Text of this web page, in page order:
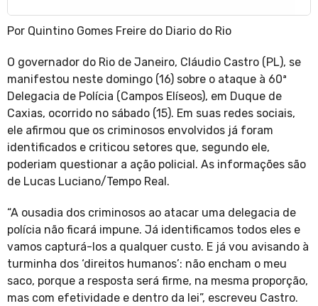
Por Quintino Gomes Freire do Diario do Rio
O governador do Rio de Janeiro, Cláudio Castro (PL), se
manifestou neste domingo (16) sobre o ataque à 60ª
Delegacia de Polícia (Campos Elíseos), em Duque de
Caxias, ocorrido no sábado (15). Em suas redes sociais,
ele afirmou que os criminosos envolvidos já foram
identificados e criticou setores que, segundo ele,
poderiam questionar a ação policial. As informações são
de Lucas Luciano/Tempo Real.
“A ousadia dos criminosos ao atacar uma delegacia de
polícia não ficará impune. Já identificamos todos eles e
vamos capturá-los a qualquer custo. E já vou avisando à
turminha dos ‘direitos humanos’: não encham o meu
saco, porque a resposta será firme, na mesma proporção,
mas com efetividade e dentro da lei”, escreveu Castro.